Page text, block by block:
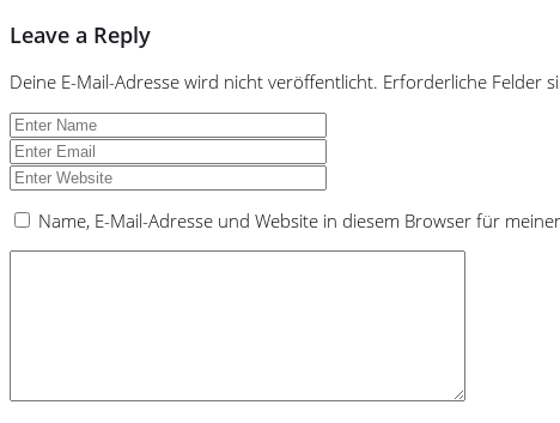
Leave a Reply
Deine E-Mail-Adresse wird nicht veröffentlicht. Erforderliche Felder
Name, E-Mail-Adresse und Website in diesem Browser für